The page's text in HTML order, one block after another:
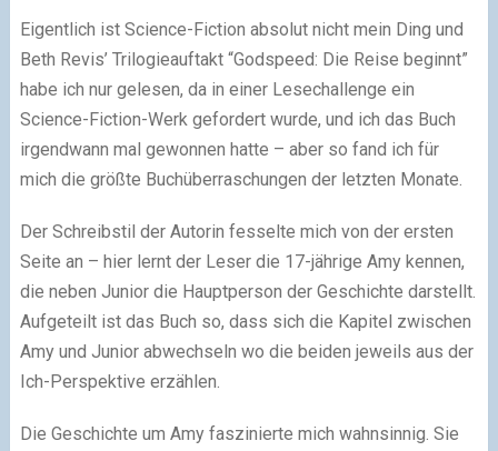
Eigentlich ist Science-Fiction absolut nicht mein Ding und
Beth Revis’ Trilogieauftakt “Godspeed: Die Reise beginnt”
habe ich nur gelesen, da in einer Lesechallenge ein
Science-Fiction-Werk gefordert wurde, und ich das Buch
irgendwann mal gewonnen hatte – aber so fand ich für
mich die größte Buchüberraschungen der letzten Monate.
Der Schreibstil der Autorin fesselte mich von der ersten
Seite an – hier lernt der Leser die 17-jährige Amy kennen,
die neben Junior die Hauptperson der Geschichte darstellt.
Aufgeteilt ist das Buch so, dass sich die Kapitel zwischen
Amy und Junior abwechseln wo die beiden jeweils aus der
Ich-Perspektive erzählen.
Die Geschichte um Amy faszinierte mich wahnsinnig. Sie